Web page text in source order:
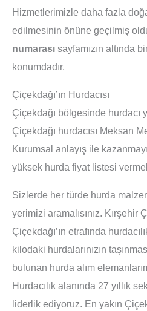
Hizmetlerimizle daha fazla
edilmesinin önüne geçilmiş
numarası sayfamızın altında
konumdadır.
Çiçekdağı’ın Hurdacısı
Çiçekdağı bölgesinde hurdacı
Çiçekdağı hurdacısı Meksan
Kurumsal anlayış ile
yüksek hurda fiyat listesi
Sizlerde her türde hurda
yerimizi aramalısınız. Kırşehir
Çiçekdağı’ın etrafında
kilodaki hurdalarınızın
bulunan hurda alım
Hurdacılık alanında 27 yıllık
liderlik ediyoruz. En yakın